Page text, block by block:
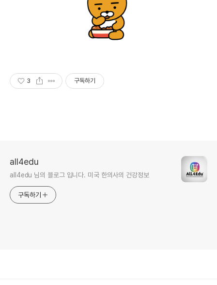
3 구독하기
all4edu
all4edu 님의 블로그 입니다. 미국 한의사의 건강정보
구독하기